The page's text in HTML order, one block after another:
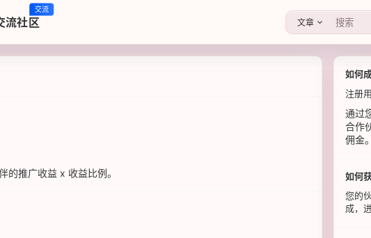
流社区
交流
文章
的推广收益 x 收益比例。
如何
注册
通过
合作
佣金。
如何
您的
成，